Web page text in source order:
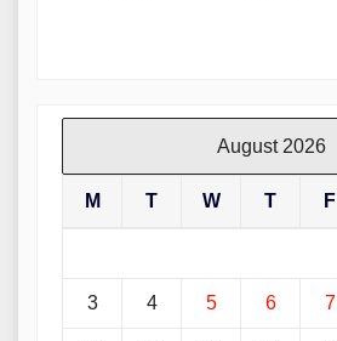
August 2026
M T W T F
3 4 5 6 7